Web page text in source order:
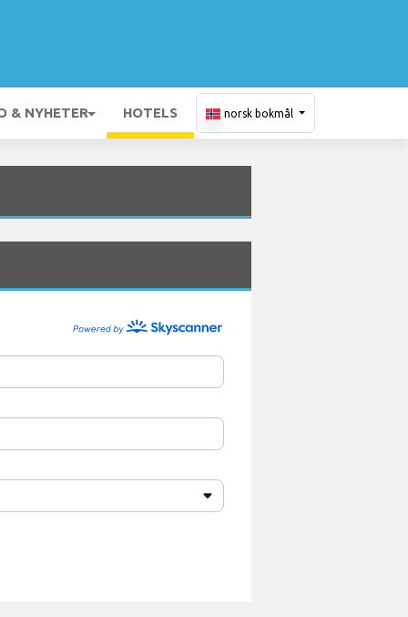
& NYHETER HOTELS norsk bokmål